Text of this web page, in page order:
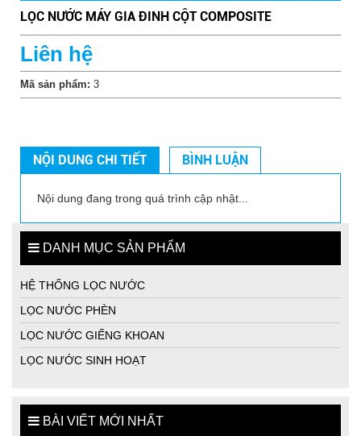
LỌC NƯỚC MÁY GIA ĐINH CỘT COMPOSITE
Liên hệ
Mã sản phẩm: 3
NỘI DUNG CHI TIẾT BÌNH LUẬN
Nội dung đang trong quá trình cập nhật...
DANH MỤC SẢN PHẨM
HỆ THỐNG LỌC NƯỚC
LỌC NƯỚC PHÈN
LỌC NƯỚC GIẾNG KHOAN
LỌC NƯỚC SINH HOẠT
BÀI VIẾT MỚI NHẤT
Bể lọc nước giếng khoan cho gia đình
MÁY LỌC NƯỚC GIẾNG KHOAN TỐT NHẤT CHO GIA ĐÌNH